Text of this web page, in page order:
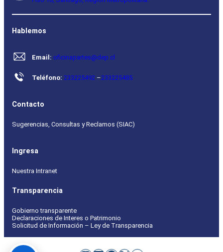
Hablemos
Email: oficinapartes@dep.cl
Teléfono: 233225492 –233225485
Contacto
Sugerencias, Consultas y Reclamos (SIAC)
Ingresa
Nuestra Intranet
Transparencia
Gobierno transparente
Declaraciones de Interes o Patrimonio
Solicitud de Información – Ley de Transparencia